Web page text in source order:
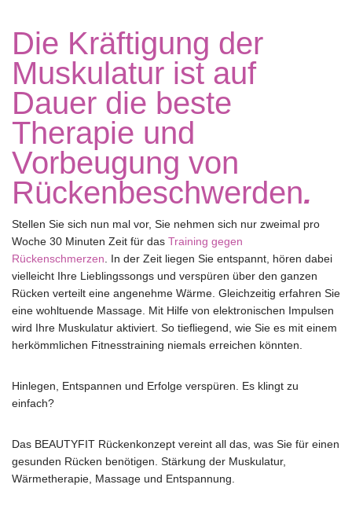
Die Kräftigung der
Muskulatur ist auf
Dauer die beste
Therapie und
Vorbeugung von
Rückenbeschwerden.
Stellen Sie sich nun mal vor, Sie nehmen sich nur zweimal pro
Woche 30 Minuten Zeit für das Training gegen
Rückenschmerzen . In der Zeit liegen Sie entspannt, hören dabei
vielleicht Ihre Lieblingssongs und verspüren über den ganzen
Rücken verteilt eine angenehme Wärme. Gleichzeitig erfahren Sie
eine wohltuende Massage. Mit Hilfe von elektronischen Impulsen
wird Ihre Muskulatur aktiviert. So tiefliegend, wie Sie es mit einem
herkömmlichen Fitnesstraining niemals erreichen könnten.
Hinlegen, Entspannen und Erfolge verspüren. Es klingt zu
einfach?
Das BEAUTYFIT Rückenkonzept vereint all das, was Sie für einen
gesunden Rücken benötigen. Stärkung der Muskulatur,
Wärmetherapie, Massage und Entspannung.